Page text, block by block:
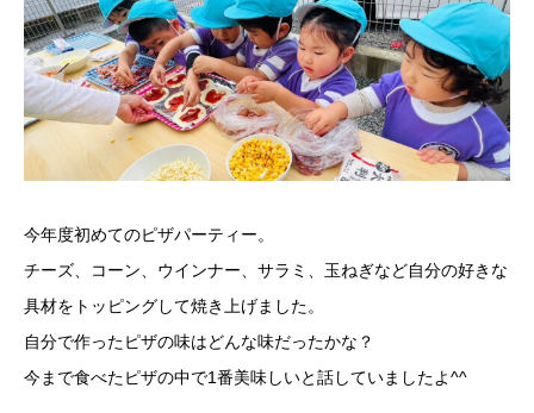
今年度初めてのピザパーティー。
チーズ、コーン、ウインナー、サラミ、玉ねぎなど自分の好きな
具材をトッピングして焼き上げました。
自分で作ったピザの味はどんな味だったかな？
今まで食べたピザの中で1番美味しいと話していましたよ^^